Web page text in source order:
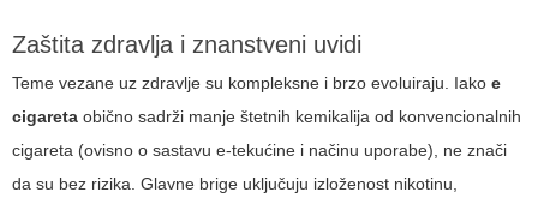
Zaštita zdravlja i znanstveni uvidi
Teme vezane uz zdravlje su kompleksne i brzo evoluiraju. Iako e
cigareta obično sadrži manje štetnih kemikalija od konvencionalnih
cigareta (ovisno o sastavu e-tekućine i načinu uporabe), ne znači
da su bez rizika. Glavne brige uključuju izloženost nikotinu,